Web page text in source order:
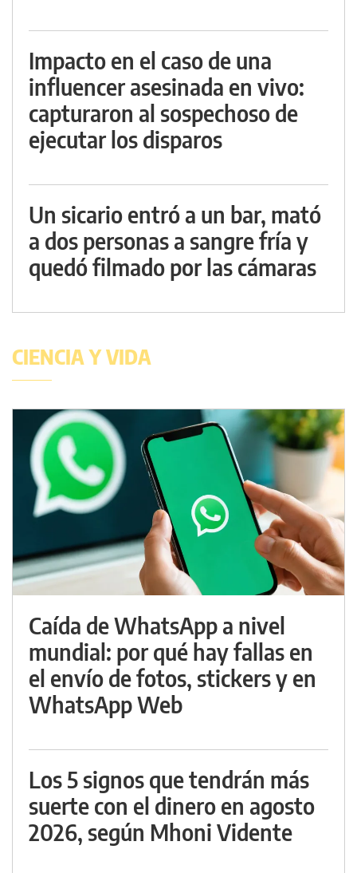
Impacto en el caso de una
influencer asesinada en vivo:
capturaron al sospechoso de
ejecutar los disparos
Un sicario entró a un bar, mató
a dos personas a sangre fría y
quedó filmado por las cámaras
CIENCIA Y VIDA
Caída de WhatsApp a nivel
mundial: por qué hay fallas en
el envío de fotos, stickers y en
WhatsApp Web
Los 5 signos que tendrán más
suerte con el dinero en agosto
2026, según Mhoni Vidente